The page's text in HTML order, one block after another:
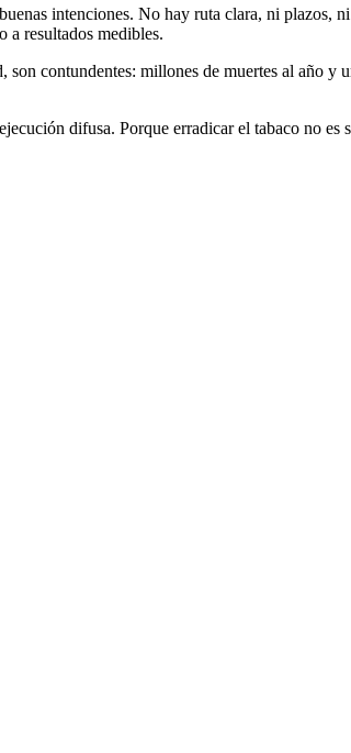
intenciones. No hay ruta clara, ni plazos,
a resultados medibles.
contundentes: millones de muertes al año
difusa. Porque erradicar el tabaco no